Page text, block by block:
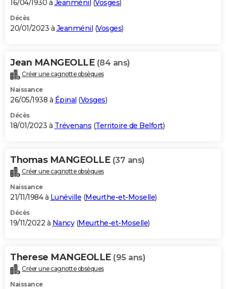
16/04/1930 à Jeanménil (Vosges)
Décès
20/01/2023 à Jeanménil (Vosges)
Jean MANGEOLLE (84 ans)
Créer une cagnotte obsèques
Naissance
26/05/1938 à Épinal (Vosges)
Décès
18/01/2023 à Trévenans (Territoire de Belfort)
Thomas MANGEOLLE (37 ans)
Créer une cagnotte obsèques
Naissance
21/11/1984 à Lunéville (Meurthe-et-Moselle)
Décès
19/11/2022 à Nancy(Meurthe-et-Moselle)
Therese MANGEOLLE (95 ans)
Créer une cagnotte obsèques
Naissance